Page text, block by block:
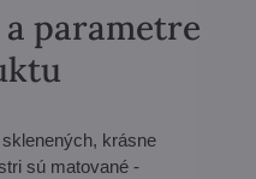
parametre
krásne
sú matované -